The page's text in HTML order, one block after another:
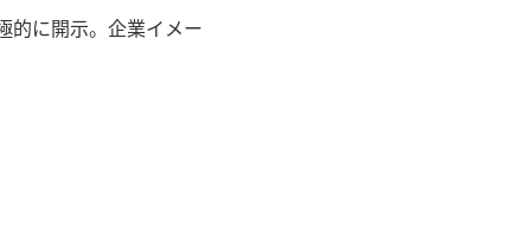
的に開示。企業イメー